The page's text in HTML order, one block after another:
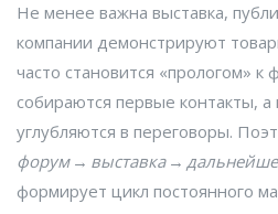
Не менее важна выставка,
компании демонстрируют
часто становится «прологом» к
собираются первые контакты,
углубляются в переговоры.
форум→ выставка→
формирует цикл постоянного